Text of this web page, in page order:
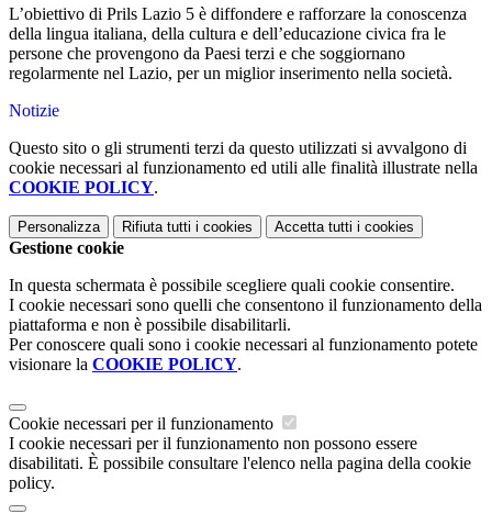
L’obiettivo di Prils Lazio 5 è diffondere e rafforzare la conoscenza
della lingua italiana, della cultura e dell’educazione civica fra le
persone che provengono da Paesi terzi e che soggiornano
regolarmente nel Lazio, per un miglior inserimento nella società.
Notizie
Questo sito o gli strumenti terzi da questo utilizzati si avvalgono di
cookie necessari al funzionamento ed utili alle finalità illustrate nella
COOKIE POLICY.
Personalizza Rifiuta tutti i cookies Accetta tutti i cookies
Gestione cookie
In questa schermata è possibile scegliere quali cookie consentire.
I cookie necessari sono quelli che consentono il funzionamento della
piattaforma e non è possibile disabilitarli.
Per conoscere quali sono i cookie necessari al funzionamento potete
visionare la COOKIE POLICY.
Cookie necessari per il funzionamento
I cookie necessari per il funzionamento non possono essere
disabilitati. È possibile consultare l'elenco nella pagina della cookie
policy.